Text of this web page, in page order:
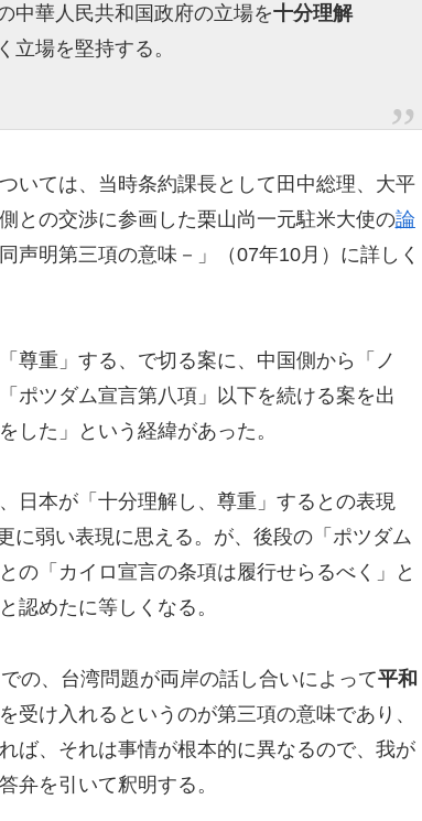
中華人民共和国政府の立場を十分理解
立場を堅持する。
いては、当時条約課長として田中総理、大平
との交渉に参画した栗山尚一元駐米大使の論
声明第三項の意味－」（07年10月）に詳しく
尊重」する、で切る案に、中国側から「ノ
ポツダム宣言第八項」以下を続ける案を出
した」という経緯があった。
日本が「十分理解し、尊重」するとの表現
に弱い表現に思える。が、後段の「ポツダム
の「カイロ宣言の条項は履行せらるべく」と
認めたに等しくなる。
の、台湾問題が両岸の話し合いによって平和
受け入れるというのが第三項の意味であり、
ば、それは事情が根本的に異なるので、我が
弁を引いて釈明する。